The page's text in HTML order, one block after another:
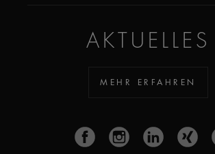
AKTUELLES
MEHR ERFAHREN